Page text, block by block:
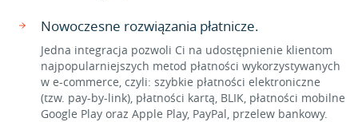
Nowoczesne rozwiązania płatnicze.
Jedna integracja pozwoli Ci na udostępnienie klientom
najpopularniejszych metod płatności wykorzystywanych
w e-commerce, czyli: szybkie płatności elektroniczne
(tzw. pay-by-link), płatności kartą, BLIK, płatności mobilne
Google Play oraz Apple Play, PayPal, przelew bankowy.